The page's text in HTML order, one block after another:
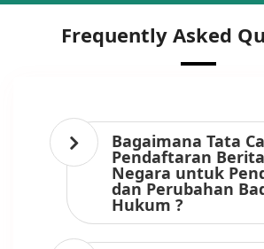
Frequently Asked
Bagaimana Tata
Pendaftaran Berita
Negara untuk
dan Perubahan
Hukum ?